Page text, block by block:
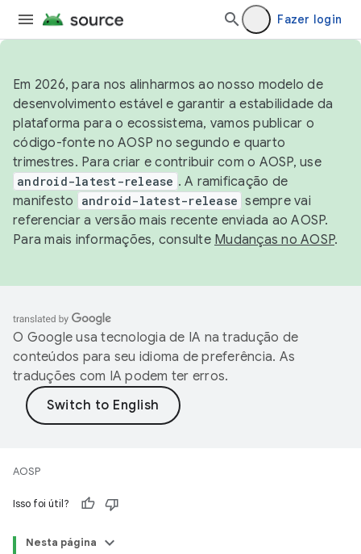
Fazer login
Em 2026, para nos alinharmos ao nosso modelo de
desenvolvimento estável e garantir a estabilidade da
plataforma para o ecossistema, vamos publicar o
código-fonte no AOSP no segundo e quarto
trimestres. Para criar e contribuir com o AOSP, use
android-latest-release . A ramificação de
manifesto
android-latest-release sempre vai
referenciar a versão mais recente enviada ao AOSP.
Para mais informações, consulte Mudanças no AOSP.
O Google usa tecnologia de IA na tradução de
conteúdos para seu idioma de preferência. As
traduções com IA podem ter erros.
AOSP
Isso foi útil?
Nesta página